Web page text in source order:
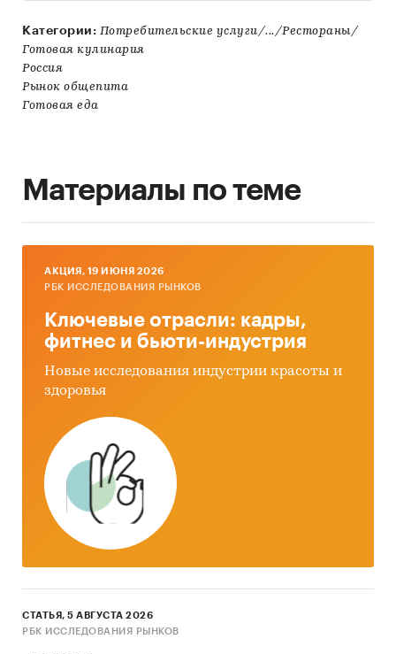
Категории: Потребительские услуги/.../Рестораны/
Готовая кулинария
Россия
Рынок общепита
Готовая еда
Материалы по теме
AКЦИЯ, 19 ИЮНЯ 2026
РБК ИССЛЕДОВАНИЯ РЫНКОВ
Ключевые отрасли: кадры,
фитнес и бьюти-индустрия
Новые исследования индустрии красоты и
здоровья
СТАТЬЯ, 5 АВГУСТА 2026
РБК ИССЛЕДОВАНИЯ РЫНКОВ